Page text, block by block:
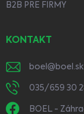
B2B PRE FIRMY
KONTAKT
boel @ boel.sk
035/659 30
BOEL -